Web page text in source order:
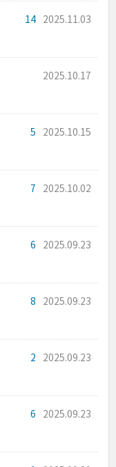
14 2025.11.03
2025.10.17
5 2025.10.15
7 2025.10.02
6 2025.09.23
8 2025.09.23
2 2025.09.23
6 2025.09.23